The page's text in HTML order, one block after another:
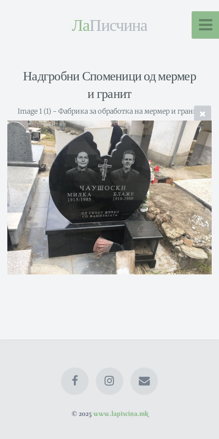
ЛаПисчина
Надгробни Споменици од мермер
и гранит
Image 1 (1) - Фабрика за обработка на мермер и гранит
© 2025www.lapiscina.mk